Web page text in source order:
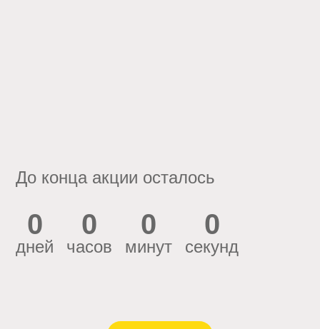
До конца акции осталось
0
дней
0
часов
0
минут
0
секунд